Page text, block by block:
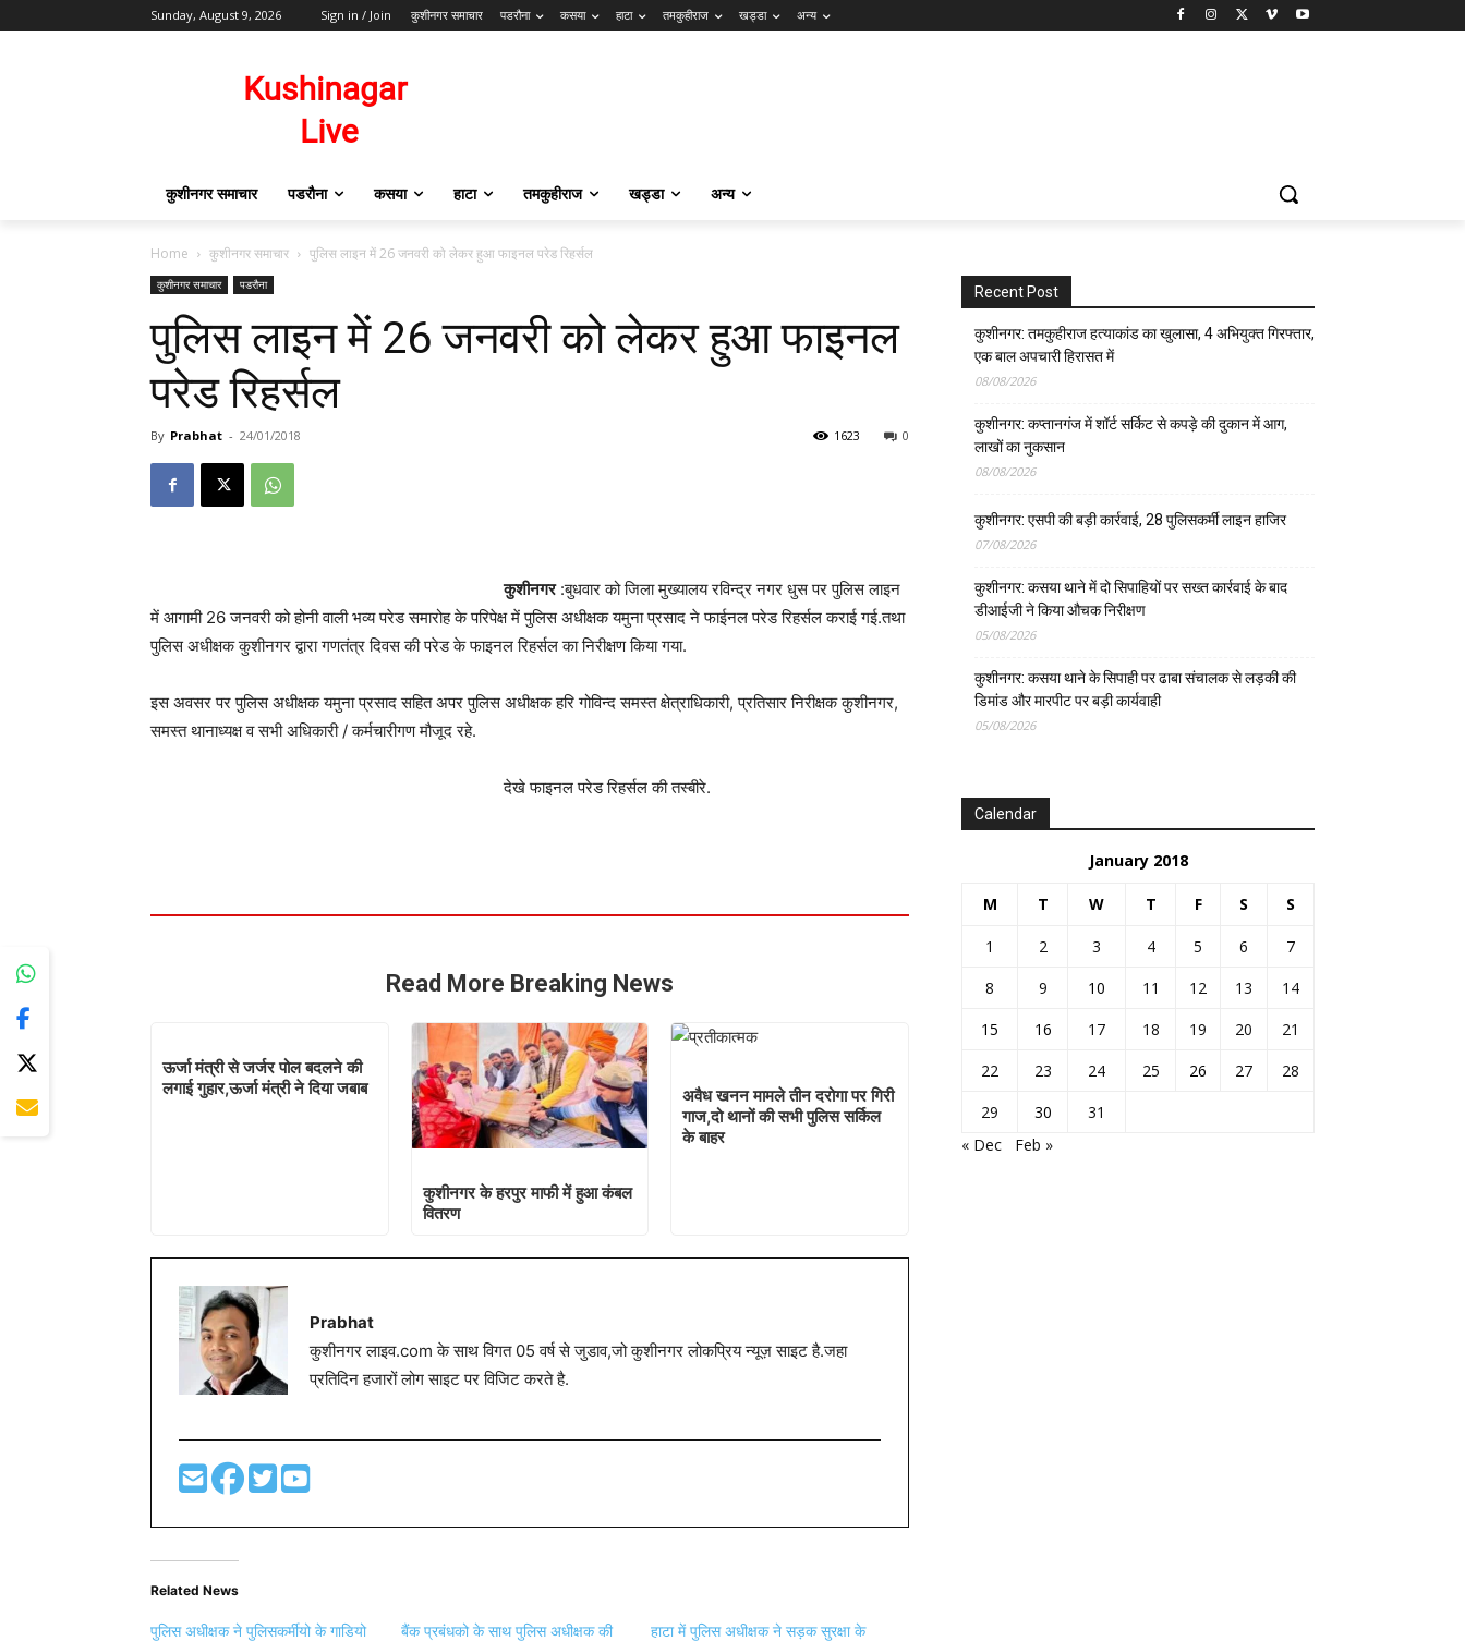
Sunday, August 9, 2026 Sign in / Join कुशीनगर समाचार पडरौना कसया हाटा तमकुहीराज खड्डा अन्य
कुशीनगर समाचार पडरौना कसया हाटा तमकुहीराज खड्डा अन्य
Home कुशीनगर समाचार पुलिस लाइन में 26 जनवरी को लेकर हुआ फाइनल परेड रिहर्सल
कुशीनगर समाचार पडरौना
पुलिस लाइन में 26 जनवरी को लेकर हुआ फाइनल
परेड रिहर्सल
By Prabhat - 24/01/2018 0
1623
कुशीनगर:बुधवार को जिला मुख्यालय रविन्द्र नगर धुस पर पुलिस लाइन
में आगामी 26 जनवरी को होनी वाली भव्य परेड समारोह के परिपेक्ष में पुलिस अधीक्षक यमुना प्रसाद ने फाईनल परेड रिहर्सल कराई गई.तथा
पुलिस अधीक्षक कुशीनगर द्वारा गणतंत्र दिवस की परेड के फाइनल रिहर्सल का निरीक्षण किया गया.
इस अवसर पर पुलिस अधीक्षक यमुना प्रसाद सहित अपर पुलिस अधीक्षक हरि गोविन्द समस्त क्षेत्राधिकारी, प्रतिसार निरीक्षक कुशीनगर,
समस्त थानाध्यक्ष व सभी अधिकारी / कर्मचारीगण मौजूद रहे.
देखे फाइनल परेड रिहर्सल की तस्बीरे.
Read More Breaking News
ऊर्जा मंत्री से जर्जर पोल बदलने की
लगाई गुहार,ऊर्जा मंत्री ने दिया जबाब
कुशीनगर के हरपुर माफी में हुआ कंबल
वितरण
अवैध खनन मामले तीन दरोगा पर गिरी
गाज,दो थानों की सभी पुलिस सर्किल
के बाहर
Prabhat
कुशीनगर लाइव.com के साथ विगत 05 वर्ष से जुडाव,जो कुशीनगर लोकप्रिय न्यूज़ साइट है.जहा
प्रतिदिन हजारों लोग साइट पर विजिट करते है.
Related News
पुलिस अधीक्षक ने पुलिसकर्मीयो के गाडियो
बैंक प्रबंधको के साथ पुलिस अधीक्षक की
हाटा में पुलिस अधीक्षक ने सड़क सुरक्षा के
Recent Post
कुशीनगर: तमकुहीराज हत्याकांड का खुलासा, 4 अभियुक्त गिरफ्तार,
एक बाल अपचारी हिरासत में
08/08/2026
कुशीनगर: कप्तानगंज में शॉर्ट सर्किट से कपड़े की दुकान में आग,
लाखों का नुकसान
08/08/2026
कुशीनगर: एसपी की बड़ी कार्रवाई, 28 पुलिसकर्मी लाइन हाजिर
07/08/2026
कुशीनगर: कसया थाने में दो सिपाहियों पर सख्त कार्रवाई के बाद
डीआईजी ने किया औचक निरीक्षण
05/08/2026
कुशीनगर: कसया थाने के सिपाही पर ढाबा संचालक से लड़की की
डिमांड और मारपीट पर बड़ी कार्यवाही
05/08/2026
Calendar
January 2018
M T W T F S S
1 2 3 4 5 6
7
8
9 10 11 12 13
14
15
16 17 18 19 20
21
22
23 24 25 26 27
28
29
30
31
« Dec
Feb »